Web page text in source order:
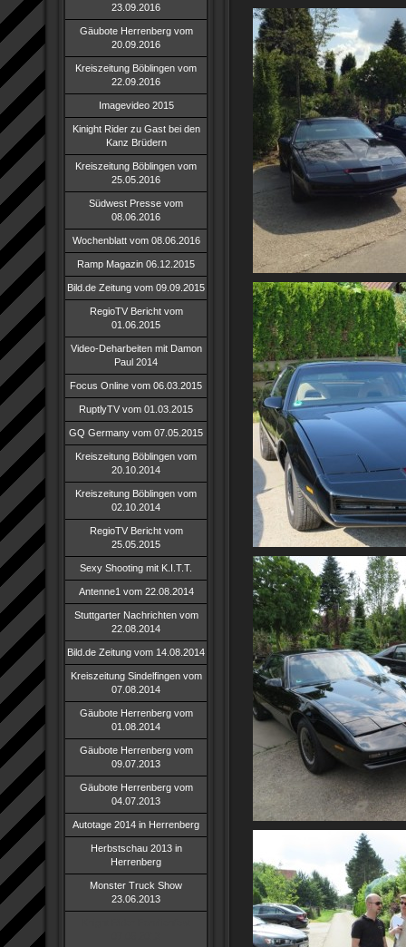
23.09.2016
Gäubote Herrenberg vom
20.09.2016
Kreiszeitung Böblingen vom
22.09.2016
Imagevideo 2015
Kinight Rider zu Gast bei den
Kanz Brüdern
Kreiszeitung Böblingen vom
25.05.2016
Südwest Presse vom
08.06.2016
Wochenblatt vom 08.06.2016
Ramp Magazin 06.12.2015
Bild.de Zeitung vom 09.09.2015
RegioTV Bericht vom
01.06.2015
Video-Deharbeiten mit Damon
Paul 2014
Focus Online vom 06.03.2015
RuptlyTV vom 01.03.2015
GQ Germany vom 07.05.2015
Kreiszeitung Böblingen vom
20.10.2014
Kreiszeitung Böblingen vom
02.10.2014
RegioTV Bericht vom
25.05.2015
Sexy Shooting mit K.I.T.T.
Antenne1 vom 22.08.2014
Stuttgarter Nachrichten vom
22.08.2014
Bild.de Zeitung vom 14.08.2014
Kreiszeitung Sindelfingen vom
07.08.2014
Gäubote Herrenberg vom
01.08.2014
Gäubote Herrenberg vom
09.07.2013
Gäubote Herrenberg vom
04.07.2013
Autotage 2014 in Herrenberg
Herbstschau 2013 in
Herrenberg
Monster Truck Show
23.06.2013